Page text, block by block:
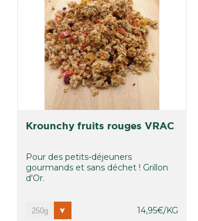
krounchy fruits rouges VRAC
Pour des petits-déjeuners
gourmands et sans déchet ! Grillon
d'Or.
14,95€/KG